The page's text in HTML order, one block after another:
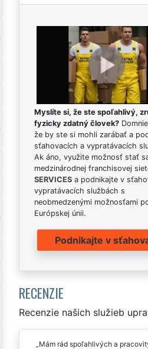
Myslíte si, že ste spoľahlivý,
fyzicky zdatný človek?
že by ste si mohli zarábať a
sťahovacích a vypratávacích
Ak áno, využite možnosť stať
medzinárodnej franchisovej
SERVICESa podnikajte v
vypratávacích službách s
neobmedzenými možnosťami
Európskej únii.
Podnikajte v
RECENZIE
Recenzie našich služieb
Mám rád spoľahlivých a